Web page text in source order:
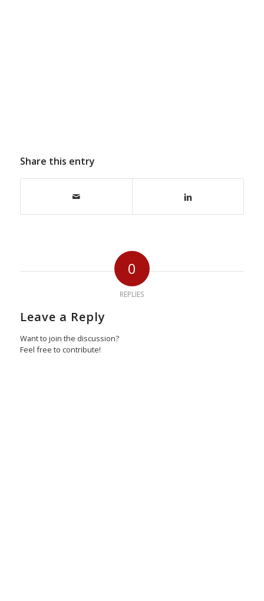
Share this entry
0
REPLIES
Leave a Reply
Want to join the discussion?
Feel free to contribute!